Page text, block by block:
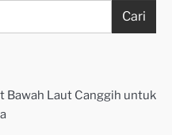
Cari
Bawah Laut Canggih untuk